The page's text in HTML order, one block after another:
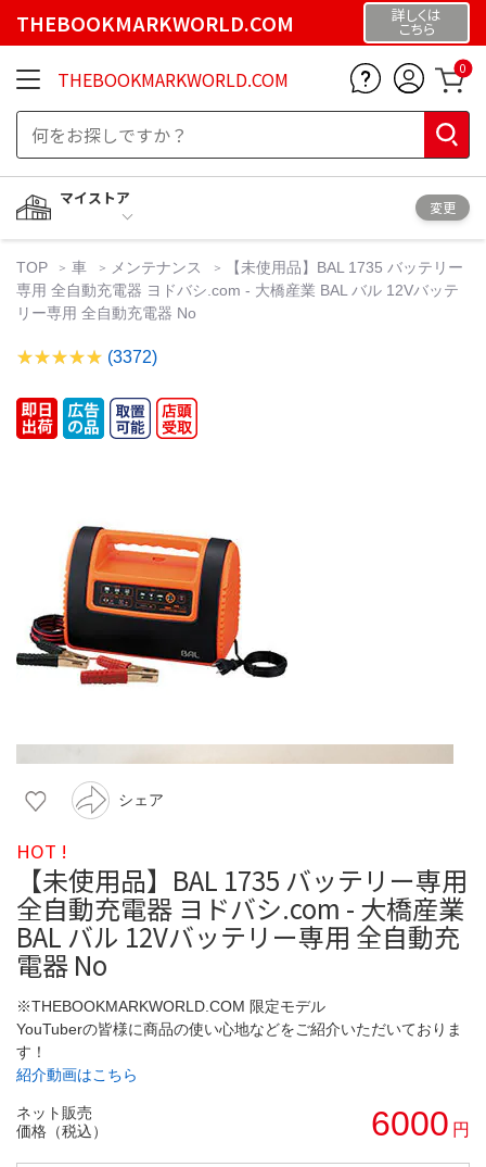
THEBOOKMARKWORLD.COM 詳しくは
こちら
THEBOOKMARKWORLD.COM 0
マイストア
変更
TOP 車 メンテナンス
【未使用品】BAL 1735 バッテリー
専用 全自動充電器 ヨドバシ.com - 大橋産業 BAL バル 12Vバッテ
リー専用 全自動充電器 No
(3372)
シェア
HOT !
【未使用品】BAL 1735 バッテリー専用
全自動充電器 ヨドバシ.com - 大橋産業
BAL バル 12Vバッテリー専用 全自動充
電器 No
※THEBOOKMARKWORLD.COM 限定モデル
YouTuberの皆様に商品の使い心地などをご紹介いただいておりま
す！
紹介動画はこちら
ネット販売
価格（税込）
6000 円